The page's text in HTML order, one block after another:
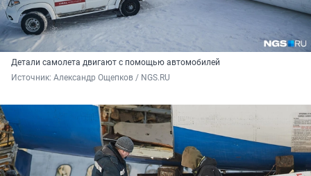
Детали самолета двигают с помощью автомобилей
Источник: Александр Ощепков / NGS.RU